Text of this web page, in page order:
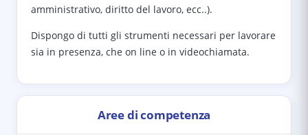
amministrativo, diritto del lavoro, ecc..).
Dispongo di tutti gli strumenti necessari per lavorare
sia in presenza, che on line o in videochiamata.
Aree di competenza